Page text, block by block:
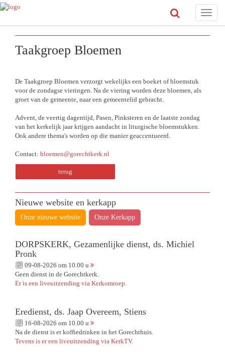
Toggle
Taakgroep Bloemen
De Taakgroep Bloemen verzorgt wekelijks een boeket of bloemstuk
voor de zondagse vieringen. Na de viering worden deze bloemen, als
groet van de gemeente, naar een gemeentelid gebracht.
Advent, de veertig dagentijd, Pasen, Pinksteren en de laatste zondag
van het kerkelijk jaar krijgen aandacht in liturgische bloemstukken.
Ook andere thema's worden op die manier geaccentueerd.
Contact: bloemen@gorechtkerk.nl
terug
Nieuwe website en kerkapp
Onze nieuwe website Onze Kerkapp
DORPSKERK, Gezamenlijke dienst, ds. Michiel
Pronk
09-08-2026 om 10.00 u
Geen dienst in de Gorechtkerk.
Er is een liveuitzending via Kerkomroep.
Eredienst, ds. Jaap Overeem, Stiens
16-08-2026 om 10.00 u
Na de dienst is er koffiedrinken in het Gorechthuis.
Tevens is er een liveuitzending via KerkTV.